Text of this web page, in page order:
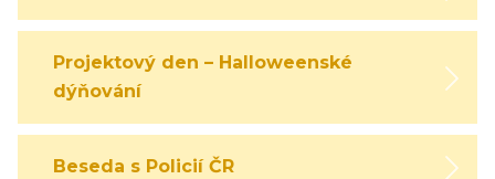
Projektový den – Halloweenské
dýňování
Beseda s Policií ČR